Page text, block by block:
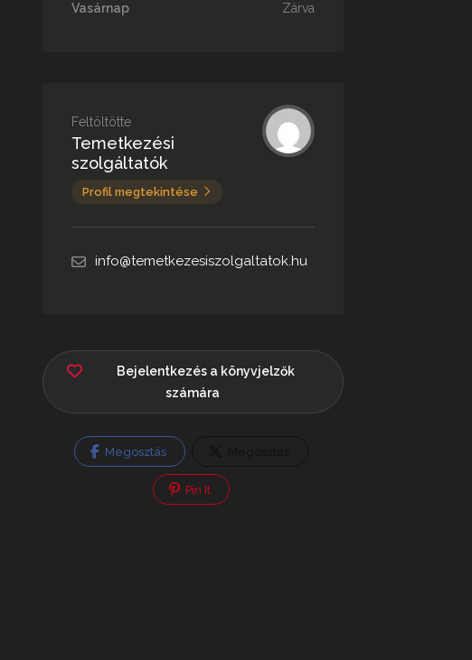
Vasárnap
Zárva
Feltöltötte
Temetkezési
szolgáltatók
Profil megtekintése
info@temetkezesiszolgaltatok.hu
Bejelentkezés a könyvjelzők
számára
Megosztás
Pin It